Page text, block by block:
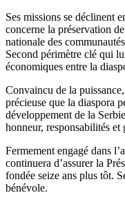
Ses missions se déclinent
concerne la préservation
nationale des
Second périmètre clé qui
économiques entre la
Convaincu de la
précieuse que la diaspora
développement de la
honneur, responsabilités
Fermement engagé dans
continuera d’assurer la
fondée seize ans plus tôt.
bénévole.